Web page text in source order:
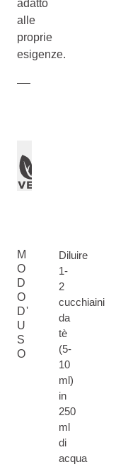
adatto
alle
proprie
esigenze.
M
O
D
O
D'
U
S
O
Diluire
1-
2
cucchiaini
da
tè
(5-
10
ml)
in
250
ml
di
acqua